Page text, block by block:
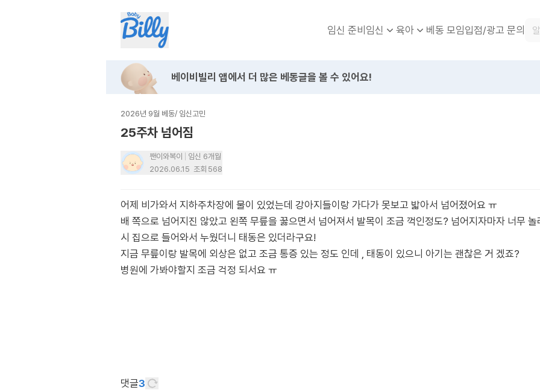
임신 준비임신 육아 베동 모임입점/광고 문의
베이비빌리 앱에서 더 많은 베동글을 볼 수 있어요!
2026년 9월 베동/ 임신고민
25주차 넘어짐
짼이와복이
임신 6개월
2026.06.15 조회 568
어제 비가와서 지하주차장에 물이 있었는데 강아지들이랑 가다가 못보고 밟아서 넘어졌어요 ㅠ
배 쪽으로 넘어지진 않았고 왼쪽 무릎을 꿇으면서 넘어져서 발목이 조금 꺽인정도? 넘어지자마자 너무
시 집으로 들어와서 누웠더니 태동은 있더라구요!
지금 무릎이랑 발목에 외상은 없고 조금 통증 있는 정도 인데 , 태동이 있으니 아기는 괜찮은 거 겠죠?
병원에 가봐야할지 조금 걱정 되서요 ㅠ
댓글3